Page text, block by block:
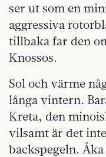
ser ut som en
aggressiva
tillbaka far den
Knossos.
Sol och värme
långa vintern.
Kreta, den
vilsamt är det
backspegeln.